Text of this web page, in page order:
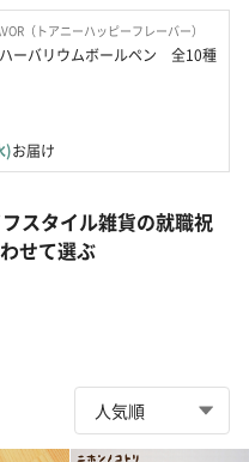
（トアニーハッピーフレーバー）
ーバリウムボールペン　全10種
)お届け
スタイル雑貨の就職祝
せて選ぶ